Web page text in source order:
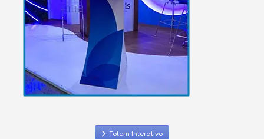
Totem Interativo